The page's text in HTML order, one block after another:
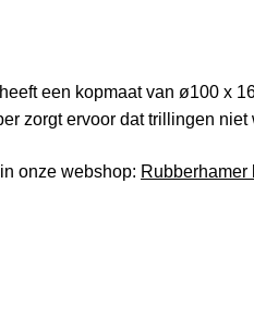
een kopmaat van ø100 x
zorgt ervoor dat trillingen
onze webshop: Rubberhamer